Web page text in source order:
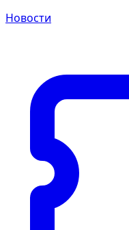
Новости